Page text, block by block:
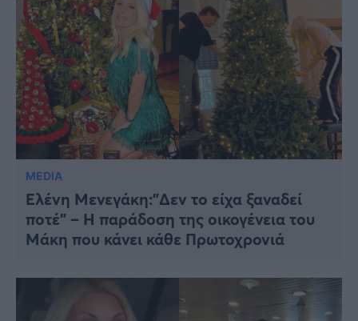
MEDIA
Ελένη Μενεγάκη:”Δεν το είχα ξαναδεί
ποτέ” – Η παράδοση της οικογένεια του
Μάκη που κάνει κάθε Πρωτοχρονιά